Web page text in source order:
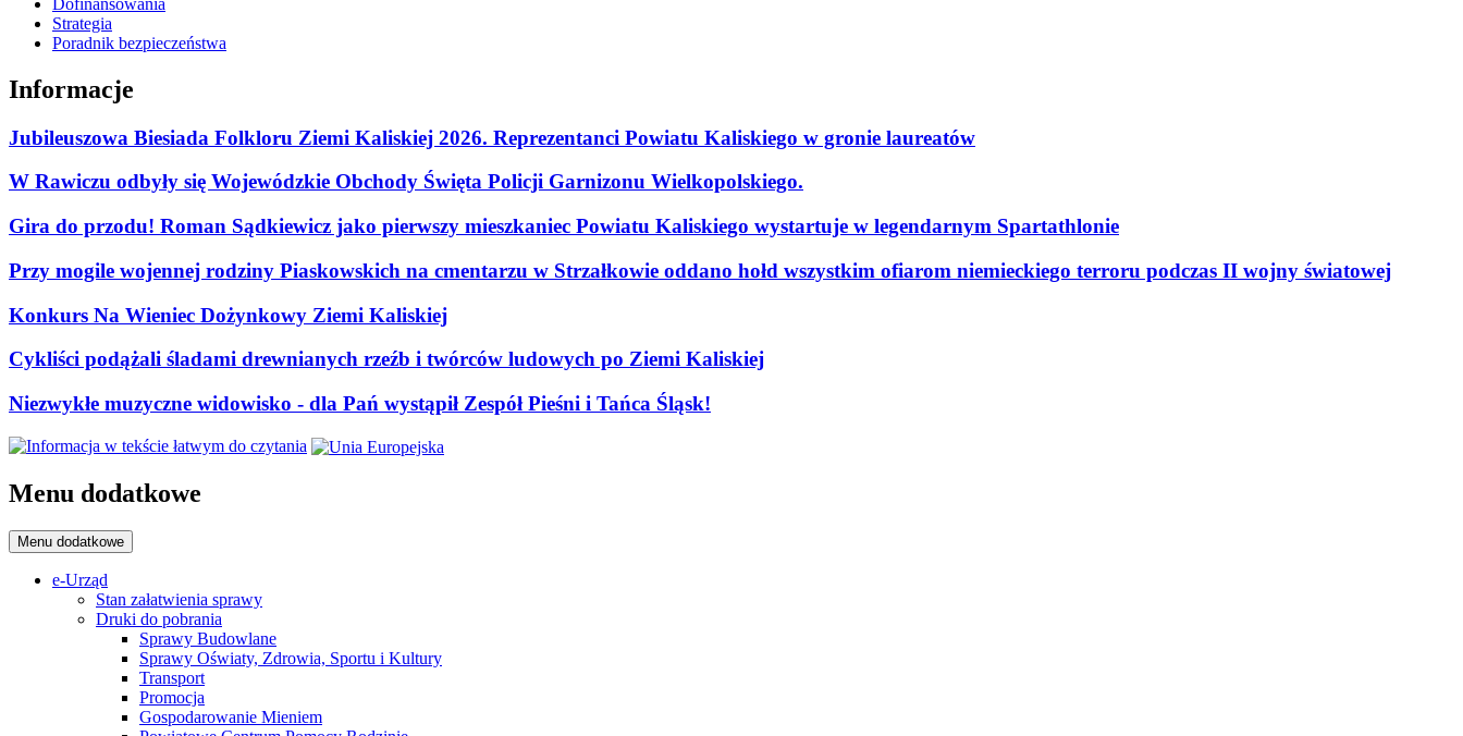
Dofinansowania
Strategia
Poradnik bezpieczeństwa
Informacje
Jubileuszowa Biesiada Folkloru Ziemi Kaliskiej 2026. Reprezentanci Powiatu Kaliskiego w gronie laureatów
W Rawiczu odbyły się Wojewódzkie Obchody Święta Policji Garnizonu Wielkopolskiego.
Gira do przodu! Roman Sądkiewicz jako pierwszy mieszkaniec Powiatu Kaliskiego wystartuje w legendarnym Spartathlonie
Przy mogile wojennej rodziny Piaskowskich na cmentarzu w Strzałkowie oddano hołd wszystkim ofiarom niemieckiego terroru podczas II wojny światowej
Konkurs Na Wieniec Dożynkowy Ziemi Kaliskiej
Cykliści podążali śladami drewnianych rzeźb i twórców ludowych po Ziemi Kaliskiej
Niezwykłe muzyczne widowisko - dla Pań wystąpił Zespół Pieśni i Tańca Śląsk!
Menu dodatkowe
Menu dodatkowe
e-Urząd
Stan załatwienia sprawy
Druki do pobrania
Sprawy Budowlane
Sprawy Oświaty, Zdrowia, Sportu i Kultury
Transport
Promocja
Gospodarowanie Mieniem